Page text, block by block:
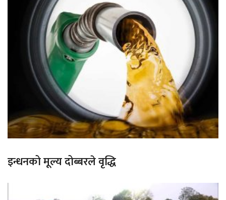
इन्धनको मूल्य दोब्बरले वृद्धि